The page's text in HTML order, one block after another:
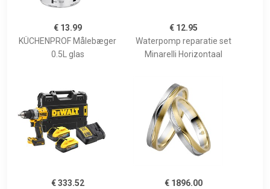
€ 13.99
KÜCHENPROF Målebæger
0.5L glas
€ 12.95
Waterpomp reparatie set
Minarelli Horizontaal
€ 333.52
€ 1896.00